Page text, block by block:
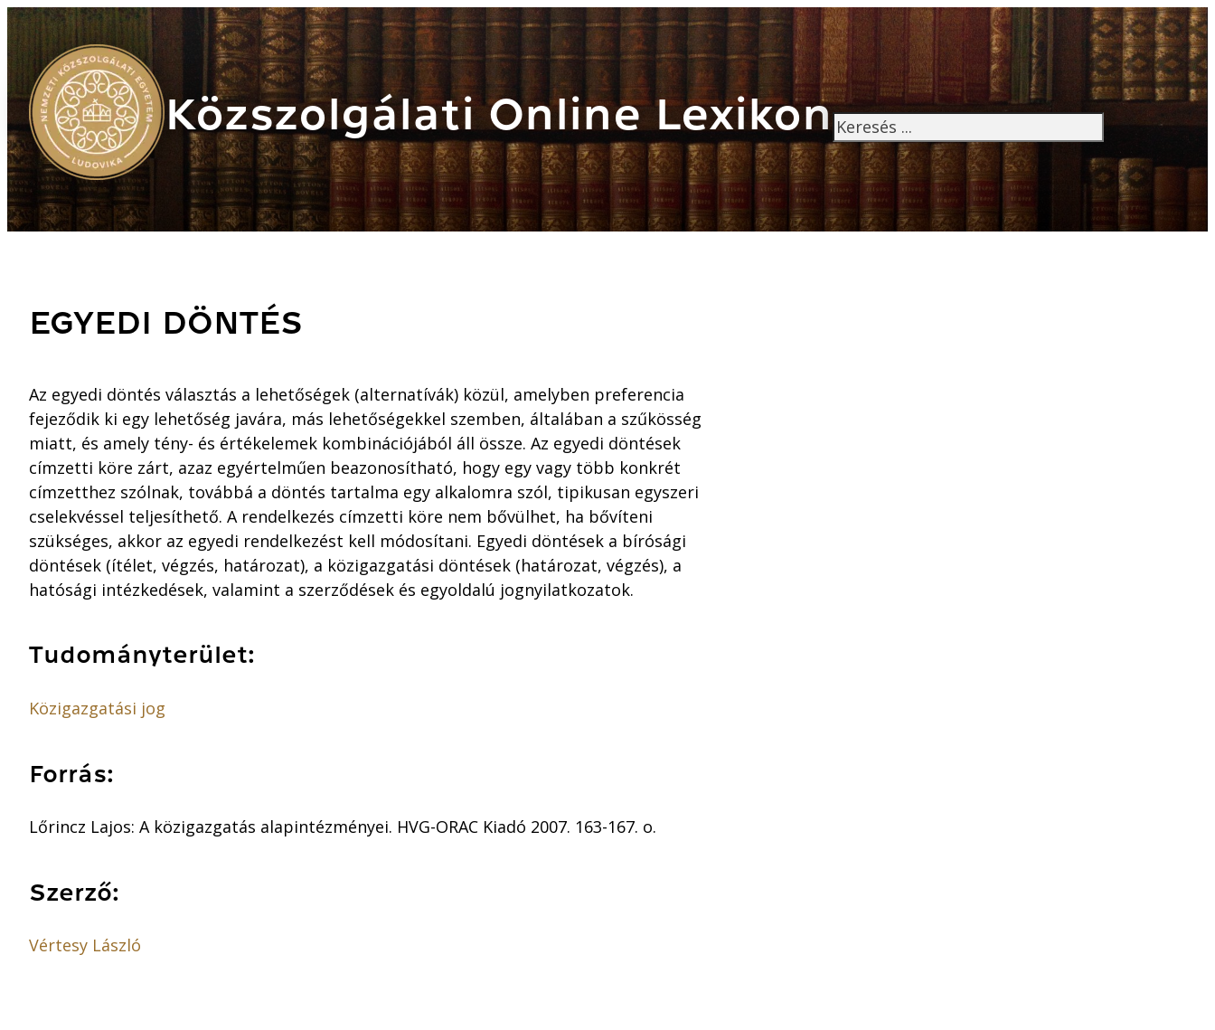
Közszolgálati Online Lexikon Keresés
EGYEDI DÖNTÉS
Az egyedi döntés választás a lehetőségek (alternatívák) közül, amelyben preferencia
fejeződik ki egy lehetőség javára, más lehetőségekkel szemben, általában a szűkösség
miatt, és amely tény- és értékelemek kombinációjából áll össze. Az egyedi döntések
címzetti köre zárt, azaz egyértelműen beazonosítható, hogy egy vagy több konkrét
címzetthez szólnak, továbbá a döntés tartalma egy alkalomra szól, tipikusan egyszeri
cselekvéssel teljesíthető. A rendelkezés címzetti köre nem bővülhet, ha bővíteni
szükséges, akkor az egyedi rendelkezést kell módosítani. Egyedi döntések a bírósági
döntések (ítélet, végzés, határozat), a közigazgatási döntések (határozat, végzés), a
hatósági intézkedések, valamint a szerződések és egyoldalú jognyilatkozatok.
Tudományterület:
Közigazgatási jog
Forrás:
Lőrincz Lajos: A közigazgatás alapintézményei. HVG-ORAC Kiadó 2007. 163-167. o.
Szerző:
Vértesy László